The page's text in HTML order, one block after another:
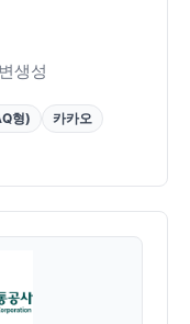
생성
형)
카카오